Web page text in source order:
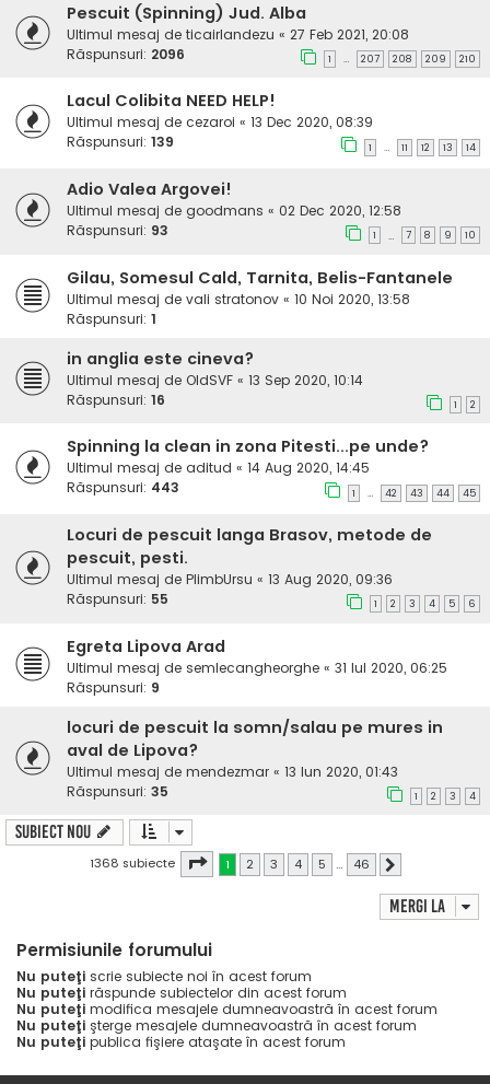
Pescuit (Spinning) Jud. Alba
Ultimul mesaj de ticairlandezu « 27 Feb 2021, 20:08
Răspunsuri: 2096 1 … 207 208 209 210
Lacul Colibita NEED HELP!
Ultimul mesaj de cezaroi « 13 Dec 2020, 08:39
Răspunsuri: 139 1 … 11 12 13 14
Adio Valea Argovei!
Ultimul mesaj de goodmans « 02 Dec 2020, 12:58
Răspunsuri: 93 1 … 7 8 9 10
Gilau, Somesul Cald, Tarnita, Belis-Fantanele
Ultimul mesaj de vali stratonov « 10 Noi 2020, 13:58
Răspunsuri: 1
in anglia este cineva?
Ultimul mesaj de OldSVF « 13 Sep 2020, 10:14
Răspunsuri: 16 1 2
Spinning la clean in zona Pitesti...pe unde?
Ultimul mesaj de aditud « 14 Aug 2020, 14:45
Răspunsuri: 443 1 … 42 43 44 45
Locuri de pescuit langa Brasov, metode de
pescuit, pesti.
Ultimul mesaj de PlimbUrsu « 13 Aug 2020, 09:36
Răspunsuri: 55 1 2 3 4 5 6
Egreta Lipova Arad
Ultimul mesaj de semlecangheorghe « 31 Iul 2020, 06:25
Răspunsuri: 9
locuri de pescuit la somn/salau pe mures in
aval de Lipova?
Ultimul mesaj de mendezmar « 13 Iun 2020, 01:43
Răspunsuri: 35 1 2 3 4
Subiect nou
1368 subiecte Pagina din 46
1 2 3 4 5 … 46
Mergi la
Permisiunile forumului
Nu puteţi scrie subiecte noi în acest forum
Nu puteţi răspunde subiectelor din acest forum
Nu puteţi modifica mesajele dumneavoastră în acest forum
Nu puteţi şterge mesajele dumneavoastră în acest forum
Nu puteţi publica fişiere ataşate în acest forum